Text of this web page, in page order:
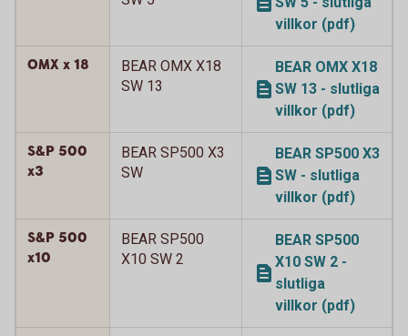
villkor (pdf)
OMX x 18
BEAR OMX X18
SW 13
BEAR OMX X18
SW 13 - slutliga
villkor (pdf)
S&P 500
x3
BEAR SP500 X3
SW
BEAR SP500 X3
SW - slutliga
villkor (pdf)
S&P 500
x10
BEAR SP500
X10 SW 2
BEAR SP500
X10 SW 2 -
slutliga
villkor (pdf)